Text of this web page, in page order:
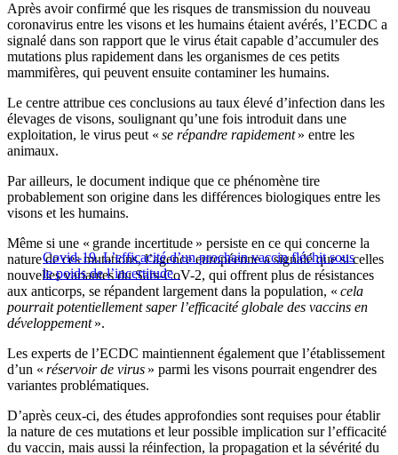
Après avoir confirmé que les risques de transmission du nouveau
coronavirus entre les visons et les humains étaient avérés, l’ECDC a
signalé dans son rapport que le virus était capable d’accumuler des
mutations plus rapidement dans les organismes de ces petits
mammifères, qui peuvent ensuite contaminer les humains.
Le centre attribue ces conclusions au taux élevé d’infection dans les
élevages de visons, soulignant qu’une fois introduit dans une
exploitation, le virus peut « se répandre rapidement» entre les
animaux.
Par ailleurs, le document indique que ce phénomène tire
probablement son origine dans les différences biologiques entre les
visons et les humains.
Covid-19. L’efficacité d’un prochain vaccin fléchit sous
le poids de l’incertitude
Même si une « grande incertitude » persiste en ce qui concerne la
nature de ces mutations, l’agence européenne a signalé que si celles
nouvelles variantes du Sars-CoV-2, qui offrent plus de résistances
aux anticorps, se répandent largement dans la population, « cela
pourrait potentiellement saper l’efficacité globale des vaccins en
développement».
Les experts de l’ECDC maintiennent également que l’établissement
d’un « réservoir de virus » parmi les visons pourrait engendrer des
variantes problématiques.
D’après ceux-ci, des études approfondies sont requises pour établir
la nature de ces mutations et leur possible implication sur l’efficacité
du vaccin, mais aussi la réinfection, la propagation et la sévérité du